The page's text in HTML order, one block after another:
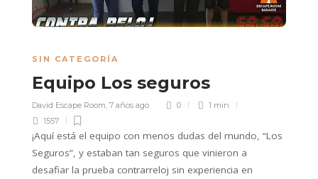
SIN CATEGORÍA
Equipo Los seguros
David Escape Room, 7 años ago 0
1 min
1557
¡Aquí está el equipo con menos dudas del mundo, “Los
Seguros”, y estaban tan seguros que vinieron a
desafiar la prueba contrarreloj sin experiencia en